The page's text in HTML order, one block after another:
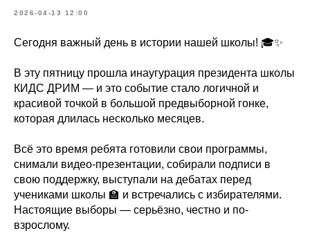
2026-04-13 12:00
Сегодня важный день в истории нашей школы! 🎓✨
В эту пятницу прошла инаугурация президента школы
КИДС ДРИМ — и это событие стало логичной и
красивой точкой в большой предвыборной гонке,
которая длилась несколько месяцев.
Всё это время ребята готовили свои программы,
снимали видео-презентации, собирали подписи в
свою поддержку, выступали на дебатах перед
учениками школы 🏫 и встречались с избирателями.
Настоящие выборы — серьёзно, честно и по-
взрослому.